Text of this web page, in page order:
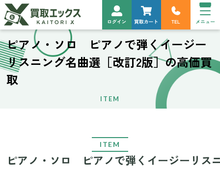
ピアノ・ソロ ピアノで弾くイージー
リスニング名曲選［改訂2版］の高価買
取
ITEM
ITEM
ピアノ・ソロ ピアノで弾くイージーリス